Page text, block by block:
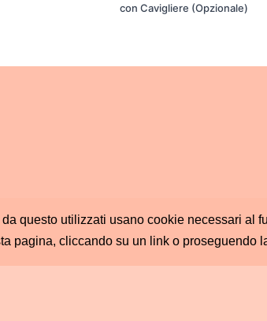
questo utilizzati usano cookie necessari
pagina, cliccando su un link o proseguendo
con Cavigliere (Opzionale)